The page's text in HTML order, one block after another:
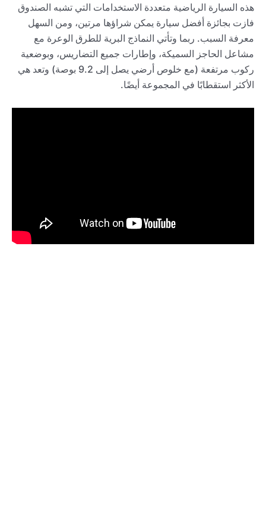
هذه السيارة الرياضية متعددة الاستخدامات التي تشبه الصندوق
فازت بجائزة أفضل سيارة يمكن شراؤها مرتين، ومن السهل
معرفة السبب. ربما وتأتي النماذج البرية للطرق الوعرة مع
مشاعل الحاجز السميكة، وإطارات جميع التضاريس، وبوضعية
ركوب مرتفعة (مع خلوص أرضي يصل إلى 9.2 بوصة) وتعد هي
الأكثر استقطابًا في المجموعة أيضًا.